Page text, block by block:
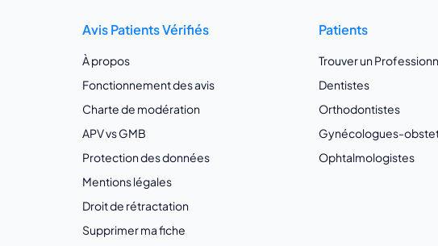
Avis Patients Vérifiés
À propos
Fonctionnement des avis
Charte de modération
APV vs GMB
Protection des données
Mentions légales
Droit de rétractation
Supprimer ma fiche
Patients
Trouver un
Dentistes
Orthodontistes
Gynécologues-
Ophtalmologistes